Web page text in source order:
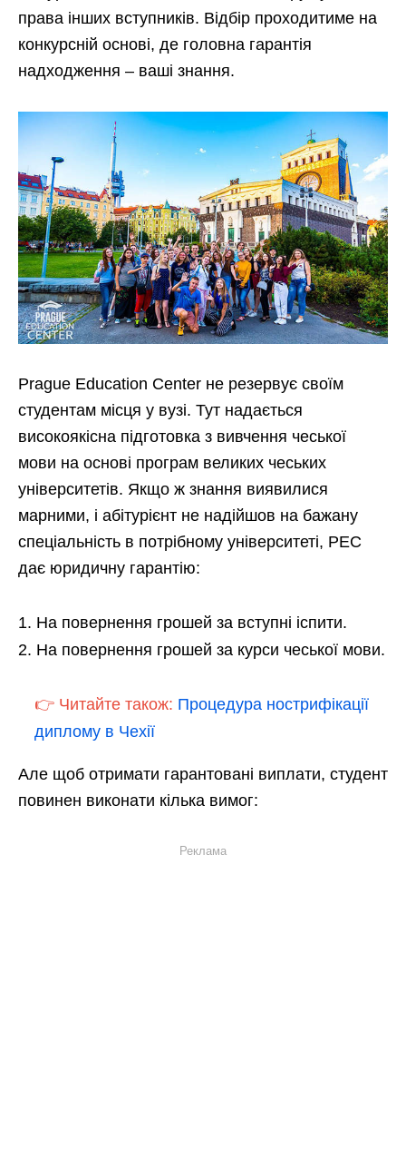
права інших вступників. Відбір проходитиме на
конкурсній основі, де головна гарантія
надходження – ваші знання.
Prague Education Center не резервує своїм
студентам місця у вузі. Тут надається
високоякісна підготовка з вивчення чеської
мови на основі програм великих чеських
університетів. Якщо ж знання виявилися
марними, і абітурієнт не надійшов на бажану
спеціальність в потрібному університеті, PEC
дає юридичну гарантію:
На повернення грошей за вступні іспити.
На повернення грошей за курси чеської мови.
👉 Читайте також: Процедура нострифікації
диплому в Чехії
Але щоб отримати гарантовані виплати, студент
повинен виконати кілька вимог:
Реклама